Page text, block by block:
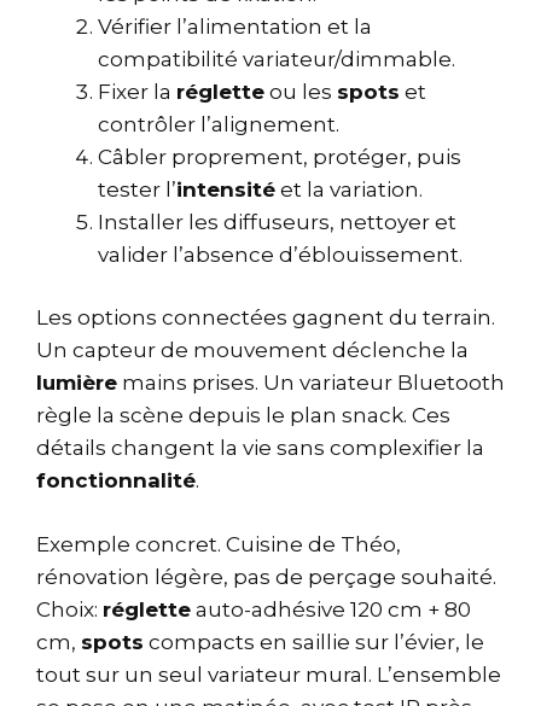
Vérifier l’alimentation et la
compatibilité variateur/dimmable.
Fixer la réglette ou les spots et
contrôler l’alignement.
Câbler proprement, protéger, puis
tester l’intensité et la variation.
Installer les diffuseurs, nettoyer et
valider l’absence d’éblouissement.
Les options connectées gagnent du terrain.
Un capteur de mouvement déclenche la
lumière mains prises. Un variateur Bluetooth
règle la scène depuis le plan snack. Ces
détails changent la vie sans complexifier la
fonctionnalité.
Exemple concret. Cuisine de Théo,
rénovation légère, pas de perçage souhaité.
Choix: réglette auto-adhésive 120 cm + 80
cm, spots compacts en saillie sur l’évier, le
tout sur un seul variateur mural. L’ensemble